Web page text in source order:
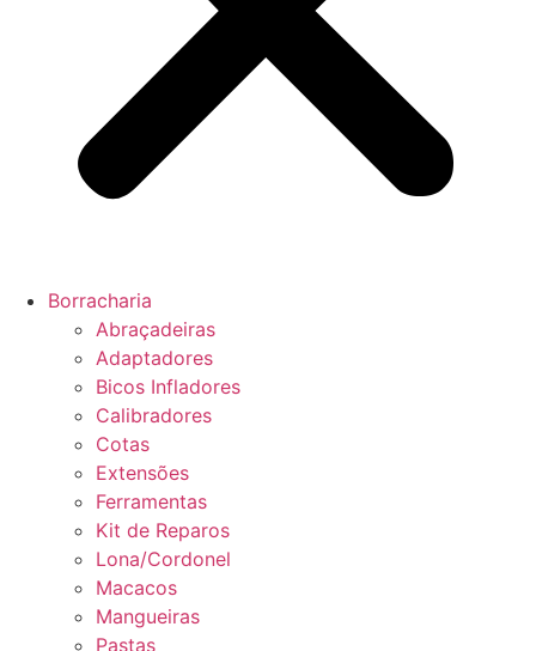
Borracharia
Abraçadeiras
Adaptadores
Bicos Infladores
Calibradores
Cotas
Extensões
Ferramentas
Kit de Reparos
Lona/Cordonel
Macacos
Mangueiras
Pastas